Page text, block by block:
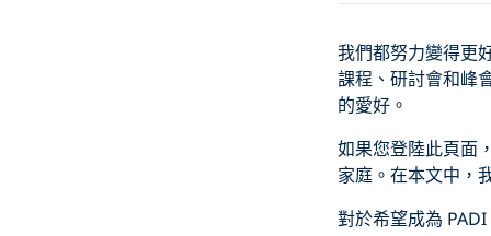
我們都努力變得更
課程、研討會和峰
的愛好。
如果您登陸此頁面
家庭。在本文中，
對於希望成為